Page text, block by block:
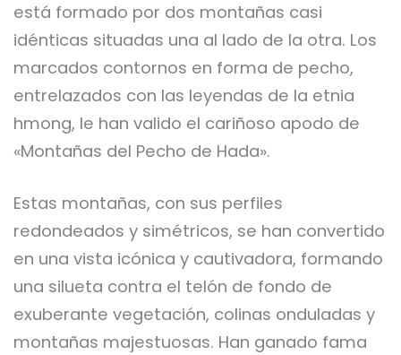
está formado por dos montañas casi
idénticas situadas una al lado de la otra. Los
marcados contornos en forma de pecho,
entrelazados con las leyendas de la etnia
hmong, le han valido el cariñoso apodo de
«Montañas del Pecho de Hada».
Estas montañas, con sus perfiles
redondeados y simétricos, se han convertido
en una vista icónica y cautivadora, formando
una silueta contra el telón de fondo de
exuberante vegetación, colinas onduladas y
montañas majestuosas. Han ganado fama